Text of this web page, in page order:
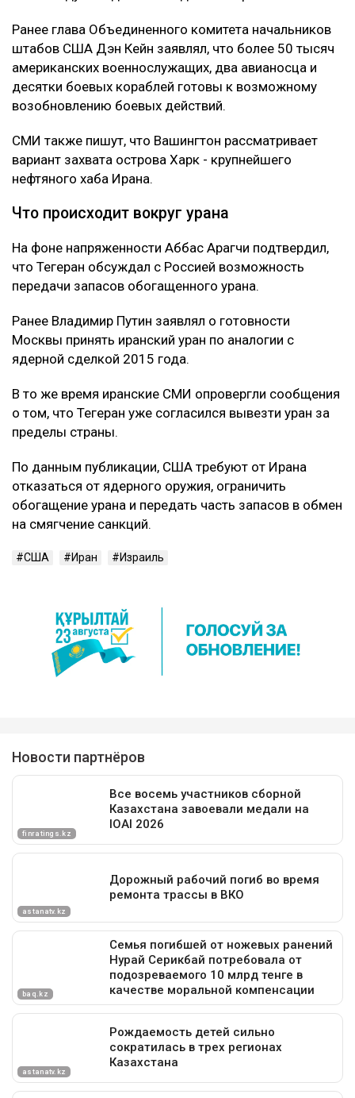
Ранее глава Объединенного комитета начальников
штабов США Дэн Кейн заявлял, что более 50 тысяч
американских военнослужащих, два авианосца и
десятки боевых кораблей готовы к возможному
возобновлению боевых действий.
СМИ также пишут, что Вашингтон рассматривает
вариант захвата острова Харк - крупнейшего
нефтяного хаба Ирана.
Что происходит вокруг урана
На фоне напряженности Аббас Арагчи подтвердил,
что Тегеран обсуждал с Россией возможность
передачи запасов обогащенного урана.
Ранее Владимир Путин заявлял о готовности
Москвы принять иранский уран по аналогии с
ядерной сделкой 2015 года.
В то же время иранские СМИ опровергли сообщения
о том, что Тегеран уже согласился вывезти уран за
пределы страны.
По данным публикации, США требуют от Ирана
отказаться от ядерного оружия, ограничить
обогащение урана и передать часть запасов в обмен
на смягчение санкций.
США Иран Израиль